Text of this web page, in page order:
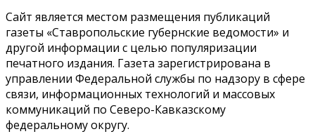
Сайт является местом размещения публикаций
газеты «Ставропольские губернские ведомости» и
другой информации с целью популяризации
печатного издания. Газета зарегистрирована в
управлении Федеральной службы по надзору в сфере
связи, информационных технологий и массовых
коммуникаций по Северо-Кавказскому
федеральному округу.